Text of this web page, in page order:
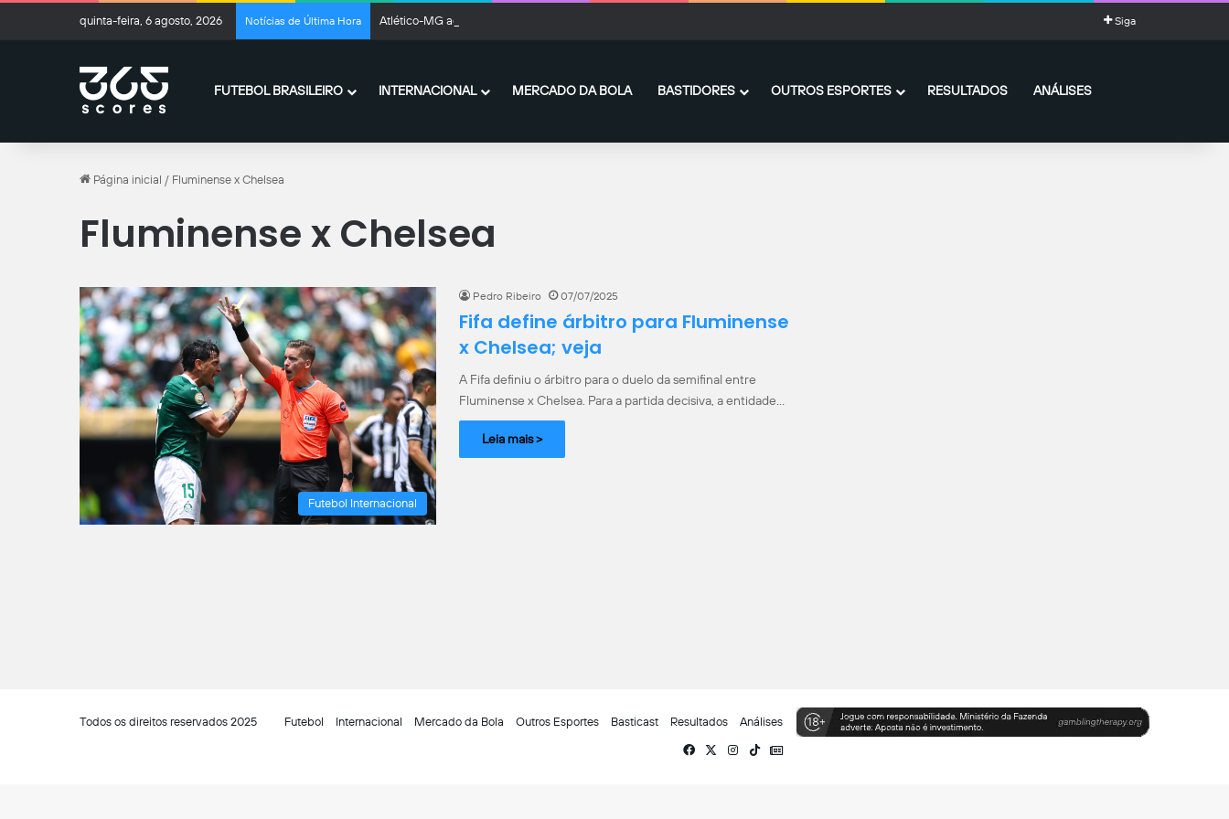
quinta-feira, 6 agosto, 2026 Notícias de Última Hora Atlético-MG acerta a contratação por empréstimo de Kevin Castaño, do River Plate Siga
FUTEBOL BRASILEIRO INTERNACIONAL MERCADO DA BOLA BASTIDORES OUTROS ESPORTES RESULTADOS ANÁLISES
Página inicial / Fluminense x Chelsea
Fluminense x Chelsea
Futebol Internacional
Pedro Ribeiro 07/07/2025
Fifa define árbitro para Fluminense
x Chelsea; veja
A Fifa definiu o árbitro para o duelo da semifinal entre
Fluminense x Chelsea. Para a partida decisiva, a entidade…
Leia mais >
Todos os direitos reservados 2025 Futebol Internacional Mercado da Bola Outros Esportes Basticast Resultados
Análises
Facebook
X Instagram
TikTokSiga-